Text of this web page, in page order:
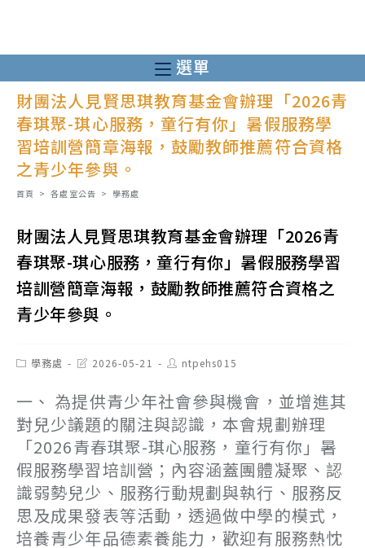
至
主
選單
財團法人見賢思琪教育基金會辦理「2026青
春琪聚-琪心服務，童行有你」暑假服務學
習培訓營簡章海報，鼓勵教師推薦符合資格
之青少年參與。
首頁 > 各處室公告 > 學務處
財團法人見賢思琪教育基金會辦理「2026青
春琪聚-琪心服務，童行有你」暑假服務學習
培訓營簡章海報，鼓勵教師推薦符合資格之
青少年參與。
Post學務處
Post2026-05-21
Post
author:
ntpehs015
一、 為提供青少年社會參與機會，並增進其
對兒少議題的關注與認識，本會規劃辦理
「2026青春琪聚-琪心服務，童行有你」暑
假服務學習培訓營；內容涵蓋團體凝聚、認
識弱勢兒少、服務行動規劃與執行、服務反
思及成果發表等活動，透過做中學的模式，
培養青少年品德素養能力，歡迎有服務熱忱